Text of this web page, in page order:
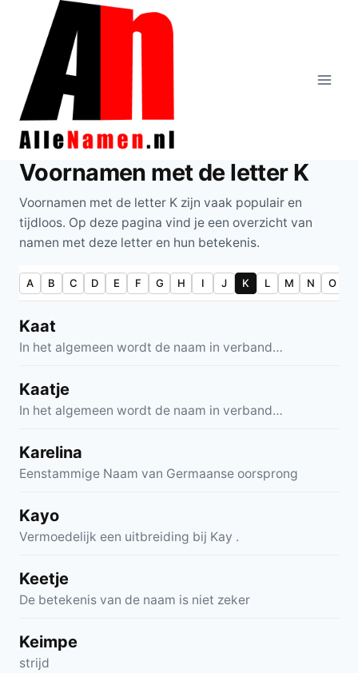
Doorgaan
inhoud
Voornamen met de letter K
Voornamen met de letter K zijn vaak populair en
tijdloos. Op deze pagina vind je een overzicht van
namen met deze letter en hun betekenis.
A B C D E F G H I J K L M N O
Kaat
In het algemeen wordt de naam in verband…
Kaatje
In het algemeen wordt de naam in verband…
Karelina
Eenstammige Naam van Germaanse oorsprong
Kayo
Vermoedelijk een uitbreiding bij Kay .
Keetje
De betekenis van de naam is niet zeker
Keimpe
strijd